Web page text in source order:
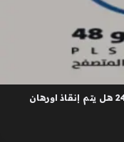
موعد عرض مسلسل المؤسس اورهان الحلقة 24 هل يتم إنقاذ اورهان